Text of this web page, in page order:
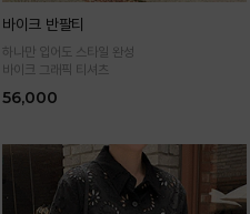
바이크 반팔티
하나만 입어도 스타일 완성
바이크 그래픽 티셔츠
56,000